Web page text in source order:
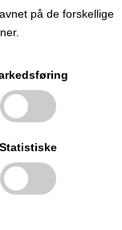
på de forskellige
Statistiske
og andre væsker i